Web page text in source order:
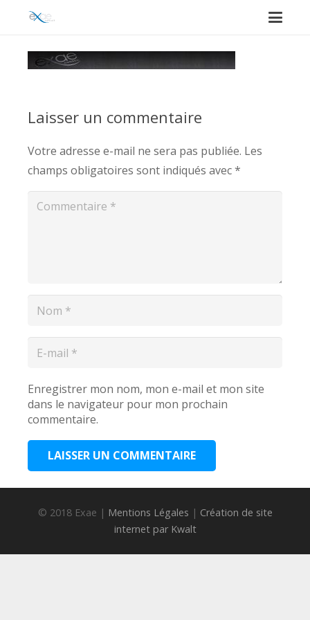
Laisser un commentaire
Votre adresse e-mail ne sera pas publiée. Les
champs obligatoires sont indiqués avec*
Enregistrer mon nom, mon e-mail et mon site
dans le navigateur pour mon prochain
commentaire.
LAISSER UN COMMENTAIRE
© 2018 Exae | Mentions Légales | Création de site
internet par Kwalt